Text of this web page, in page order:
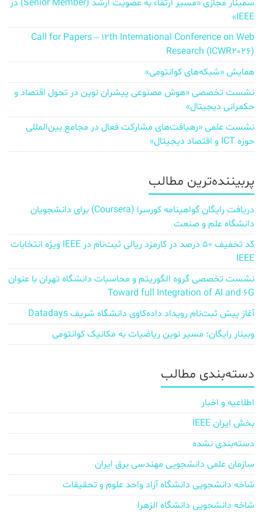
سمینار مجازی «مسیر ارتقاء به عضویت ارشد (Senior Member) در
IEEE»
Call for Papers – 12th International Conference on Web
Research (ICWR2026)
همایش «شبکه‌های کوانتومی»
نشست تخصصی «هوش مصنوعی پیشران نوین در تحول اقتصاد و
حکمرانی دیجیتال»
نشست علمی «رهیافت‌های مشارکت فعال در مجامع بین‌المللی
حوزه ICT و اقتصاد دیجیتال»
پربیننده‌ترین مطالب
دریافت رایگان گواهینامه کورسرا (Coursera) برای دانشجویان
دانشگاه علم و صنعت
کد تخفیف ۵۰ درصد در کارمزد ریالی ثبت‌نام در IEEE ویژه انتخابات
IEEE
نشست تخصصی گروه الگوریتم و محاسبات دانشگاه تهران با عنوان
Toward full Integration of AI and 6G
آغاز پیش‌ ثبت‌نام رویداد داده‌کاوی دانشگاه شریف Datadays
وبینار رایگان: مسیر نوین ریاضیات به مکانیک کوانتومی
دسته‌بندی مطالب
اطلاعیه و اخبار
بخش ایران IEEE
دسته‌بندی نشده
سازمان علمی دانشجویی مهندسی برق ایران
شاخه دانشجویی دانشگاه آزاد واحد علوم و تحقیقات
شاخه دانشجویی دانشگاه الزهرا